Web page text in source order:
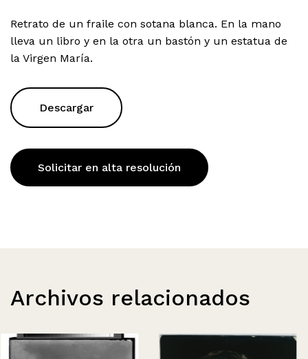
Retrato de un fraile con sotana blanca. En la mano
lleva un libro y en la otra un bastón y un estatua de
la Virgen María.
Descargar
Solicitar en alta resolución
Archivos relacionados